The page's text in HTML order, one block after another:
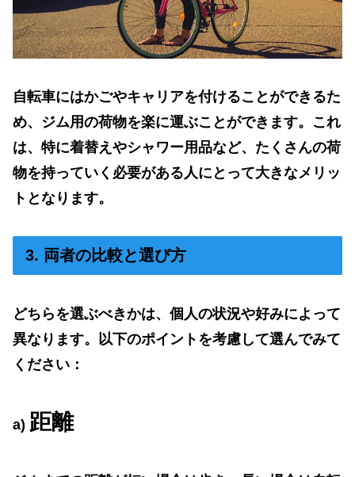
自転車にはかごやキャリアを付けることができるた
め、ジム用の荷物を楽に運ぶことができます。これ
は、特に着替えやシャワー用品など、たくさんの荷
物を持っていく必要がある人にとって大きなメリッ
トとなります。
3. 両者の比較と選び方
どちらを選ぶべきかは、個人の状況や好みによって
異なります。以下のポイントを考慮して選んでみて
ください：
a) 距離